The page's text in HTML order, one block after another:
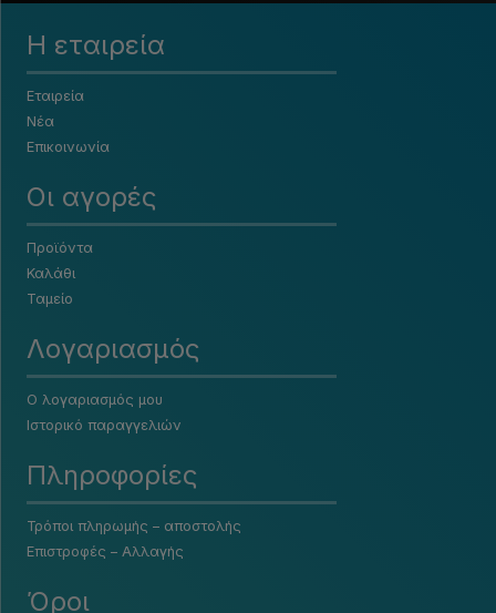
Η εταιρεία
Εταιρεία
Νέα
Επικοινωνία
Οι αγορές
Προϊόντα
Καλάθι
Ταμείο
Λογαριασμός
Ο λογαριασμός μου
Ιστορικό παραγγελιών
Πληροφορίες
Τρόποι πληρωμής – αποστολής
Επιστροφές – Αλλαγής
Όροι